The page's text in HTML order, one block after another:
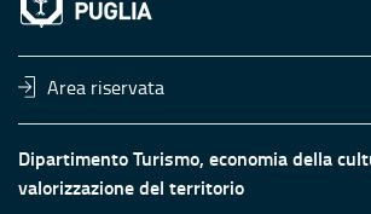
Area riservata
Dipartimento Turismo, economia della
valorizzazione del territorio